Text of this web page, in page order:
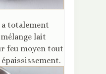
a totalement
lait
feu moyen tout